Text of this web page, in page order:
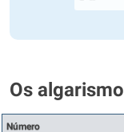
Os
Número